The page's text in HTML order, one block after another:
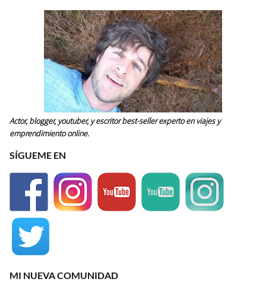
Actor, blogger, youtuber, y escritor best-seller experto en viajes y
emprendimiento online.
SÍGUEME EN
MI NUEVA COMUNIDAD